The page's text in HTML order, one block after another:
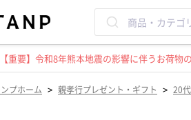
【重要】令和8年熊本地震の影響に伴うお荷
プホーム > 親孝行プレゼント・ギフト > 20